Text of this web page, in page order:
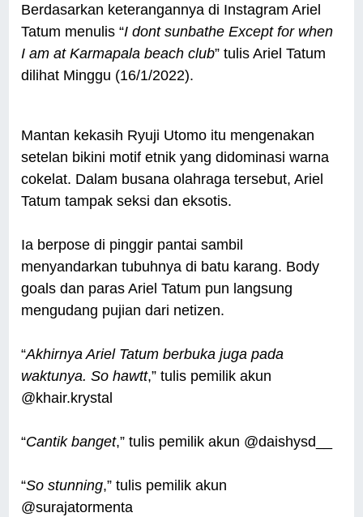
Berdasarkan keterangannya di Instagram Ariel
Tatum menulis “I dont sunbathe Except for when
I am at Karmapala beach club” tulis Ariel Tatum
dilihat Minggu (16/1/2022).
Mantan kekasih Ryuji Utomo itu mengenakan
setelan bikini motif etnik yang didominasi warna
cokelat. Dalam busana olahraga tersebut, Ariel
Tatum tampak seksi dan eksotis.
Ia berpose di pinggir pantai sambil
menyandarkan tubuhnya di batu karang. Body
goals dan paras Ariel Tatum pun langsung
mengudang pujian dari netizen.
“Akhirnya Ariel Tatum berbuka juga pada
waktunya. So hawtt,” tulis pemilik akun
@khair.krystal
“Cantik banget,” tulis pemilik akun @daishysd__
“So stunning,” tulis pemilik akun
@surajatormenta